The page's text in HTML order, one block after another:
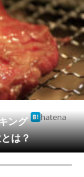
ング
は？
hatena